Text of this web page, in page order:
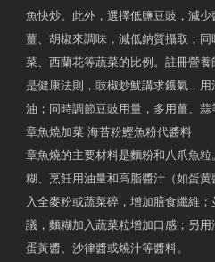
魚快炒。此外，選擇低鹽豆豉，減少
薑、胡椒來調味，減低鈉質攝取；
菜、西蘭花等蔬菜的比例。註冊營
是健康法則，豉椒炒魷講求鑊氣，
油；同時調節豆豉用量，多用薑、蒜
章魚燒加菜 海苔粉鰹魚粉代醬料
章魚燒的主要材料是麵粉和八爪魚
糊、烹飪用油量和高脂醬汁（如蛋
入全麥粉或蔬菜碎，增加膳食纖維
議，麵糊加入蔬菜粒增加口感；另
蛋黃醬、沙律醬或燒汁等醬料。